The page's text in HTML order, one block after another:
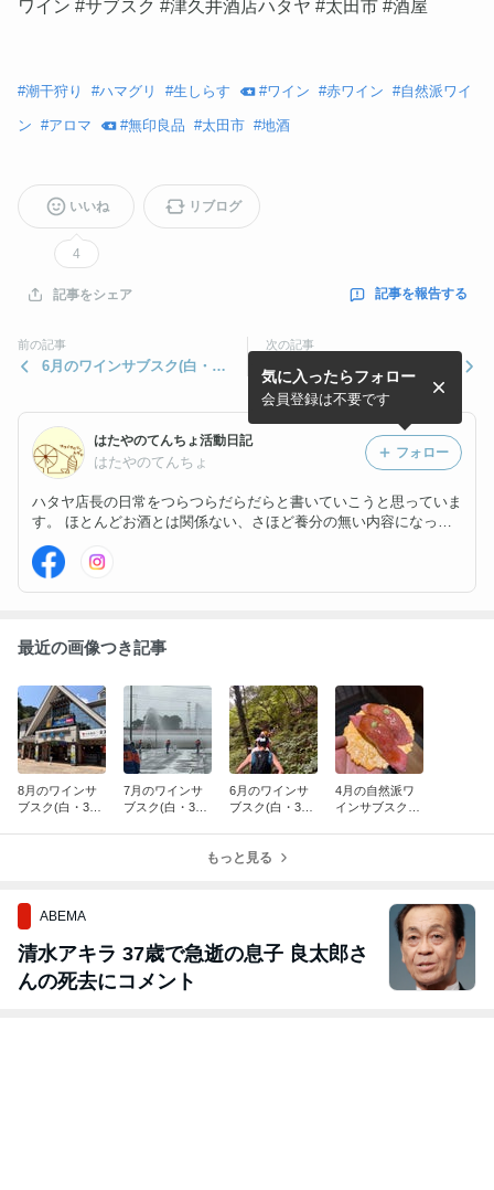
ワイン #サブスク #津久井酒店ハタヤ #太田市 #酒屋
#潮干狩り #ハマグリ #生しらす #ワイン #赤ワイン #自然派ワイ
ン #アロマ #無印良品 #太田市 #地酒
いいね
4
リブログ
記事をシェア 記事を報告する
前の記事
6月のワインサブスク(白・30
次の記事
4月の自然派ワインサブスク
(赤・3000円コース)
はたやのてんちょ活動日記
はたやのてんちょ
ハタヤ店長の日常をつらつらだらだらと書いていこうと思っていま
す。 ほとんどお酒とは関係ない、さほど養分の無い内容になって
k等で紹介してますので、そちらからどうぞ！
気に入ったらフォロー
会員登録は不要です
フォロー
最近の画像つき記事
8月のワインサ
ブスク(白・300
7月のワインサ
ブスク(白・300
6月のワインサ
ブスク(白・300
4月の自然派ワ
インサブスク
もっと見る
ABEMA
清水アキラ 37歳で急逝の息子 良太郎さ
んの死去にコメント